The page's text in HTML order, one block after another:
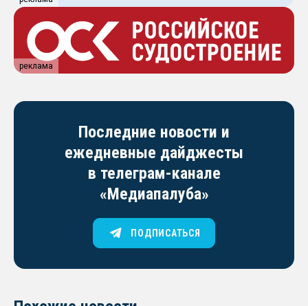
реклама
Последние новости и
ежедневные дайджесты
в телеграм-канале
«Медиапалуба»
ПОДПИСАТЬСЯ